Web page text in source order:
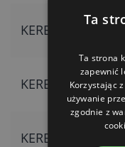
KERBL 59270
KERBL 441270
KERBL 441045
Ta
Ta strona
zapewnić
Korzystając
używanie
zgodnie z